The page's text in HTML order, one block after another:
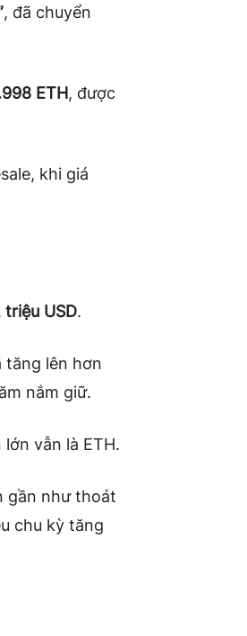
, đã chuyển
ETH, được
khi giá
triệu USD.
tăng lên hơn
nắm giữ.
lớn vẫn là ETH.
gần như thoát
chu kỳ tăng